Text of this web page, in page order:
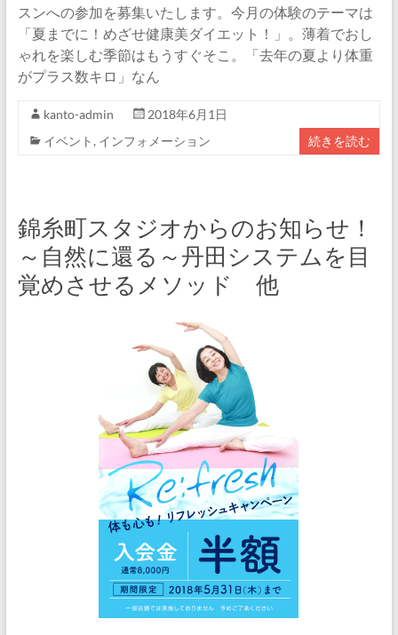
スンへの参加を募集いたします。今月の体験のテーマは
「夏までに！めざせ健康美ダイエット！」。薄着でおし
ゃれを楽しむ季節はもうすぐそこ。「去年の夏より体重
がプラス数キロ」なん
kanto-admin
2018年6月1日
イベント , インフォメーション 続きを読む
錦糸町スタジオからのお知らせ！
～自然に還る～丹田システムを目
覚めさせるメソッド 他